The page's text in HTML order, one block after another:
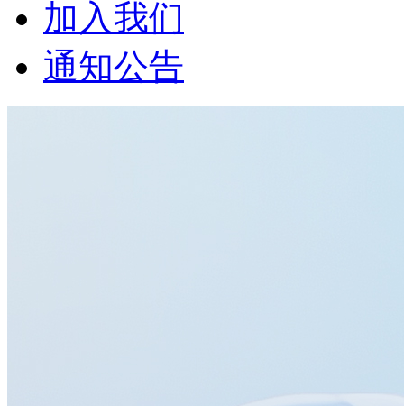
加入我们
通知公告